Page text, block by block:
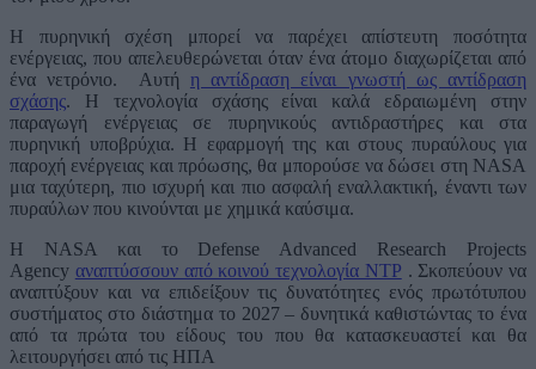
Η πυρηνική σχέση μπορεί να παρέχει απίστευτη ποσότητα
ενέργειας, που απελευθερώνεται όταν ένα άτομο διαχωρίζεται από
ένα νετρόνιο. Αυτή η αντίδραση είναι γνωστή ως αντίδραση
σχάσης. Η τεχνολογία σχάσης είναι καλά εδραιωμένη στην
παραγωγή ενέργειας σε πυρηνικούς αντιδραστήρες και στα
πυρηνική υποβρύχια. Η εφαρμογή της και στους πυραύλους για
παροχή ενέργειας και πρόωσης, θα μπορούσε να δώσει στη NASA
μια ταχύτερη, πιο ισχυρή και πιο ασφαλή εναλλακτική, έναντι των
πυραύλων που κινούνται με χημικά καύσιμα.
Η NASA και το Defense Advanced Research Projects
Agency αναπτύσσουν από κοινού τεχνολογία NTP . Σκοπεύουν να
αναπτύξουν και να επιδείξουν τις δυνατότητες ενός πρωτότυπου
συστήματος στο διάστημα το 2027 – δυνητικά καθιστώντας το ένα
από τα πρώτα του είδους του που θα κατασκευαστεί και θα
λειτουργήσει από τις ΗΠΑ